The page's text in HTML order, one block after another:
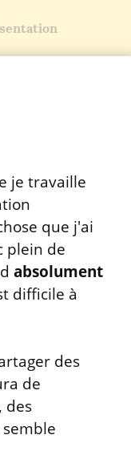
je travaille
que j'ai
plein de
absolument
difficile à
des
de
des